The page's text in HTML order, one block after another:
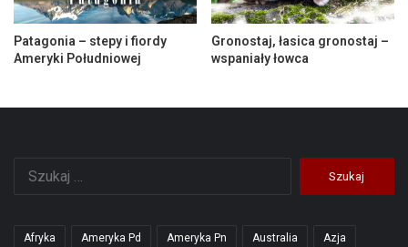
Patagonia – stepy i fiordy
Ameryki Południowej
Gronostaj, łasica gronostaj –
wspaniały łowca
Afryka Ameryka Pd Ameryka Pn Australia Azja